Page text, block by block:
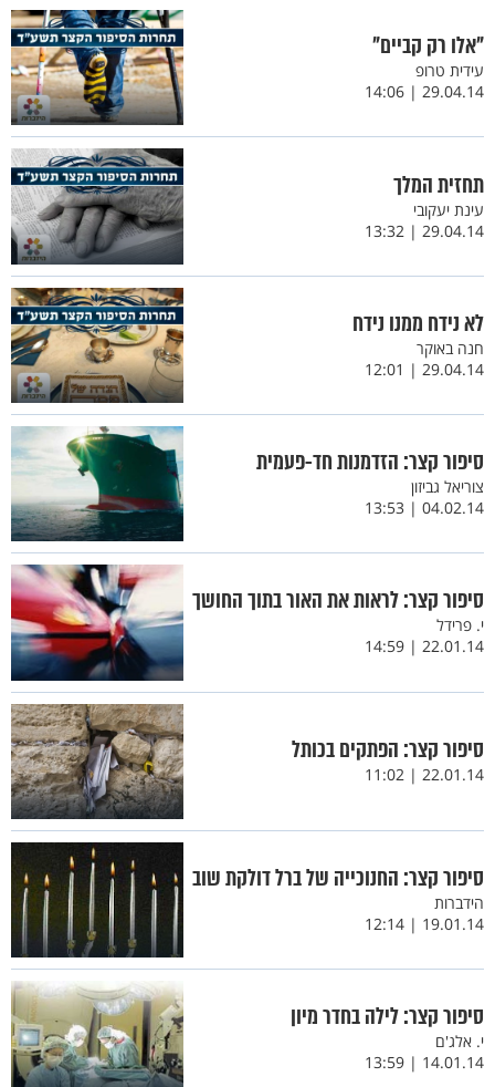
"אלו רק קביים"
עידית טרופ
29.04.14 | 14:06
תחזית המלך
עינת יעקובי
29.04.14 | 13:32
לא נידח ממנו נידח
חנה באוקר
29.04.14 | 12:01
סיפור קצר: הזדמנות חד-פעמית
צוריאל גביזון
04.02.14 | 13:53
סיפור קצר: לראות את האור בתוך החושך
י. פרידל
22.01.14 | 14:59
סיפור קצר: הפתקים בכותל
22.01.14 | 11:02
סיפור קצר: החנוכייה של ברל דולקת שוב
הידברות
19.01.14 | 12:14
סיפור קצר: לילה בחדר מיון
י. אלג'ם
14.01.14 | 13:59